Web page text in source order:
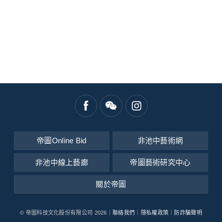
帝圖Online Bid 非池中藝術網
非池中線上藝廊 帝圖藝術研究中心
關於帝圖
© 帝圖科技文化股份有限公司 2026｜聯絡我們 隱私權政策 防詐騙聲明